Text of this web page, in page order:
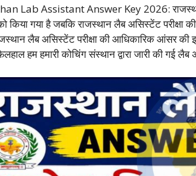
Lab Assistant Answer Key 2026:
किया गया है जबकि राजस्थान लैब असिस्टेंट परीक्षा
लैब असिस्टेंट परीक्षा की आधिकारिक आंसर
हम हमारी कोचिंग संस्थान द्वारा जारी की गई